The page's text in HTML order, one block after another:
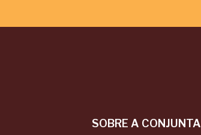
SOBRE A CONJUNTA